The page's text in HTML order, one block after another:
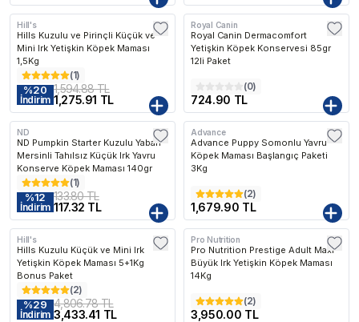
Hill's
Hills Kuzulu ve Pirinçli Küçük ve
Mini Irk Yetişkin Köpek Maması
1,5Kg
(1)
%20
İndirim
1,594.88 TL
1,275.91 TL
Royal Canin
Royal Canin Dermacomfort
Yetişkin Köpek Konservesi 85gr
12li Paket
(0)
724.90 TL
ND
ND Pumpkin Starter Kuzulu Yaban
Mersinli Tahılsız Küçük Irk Yavru
Konserve Köpek Maması 140gr
(1)
%12
İndirim
133.80 TL
117.32 TL
Advance
Advance Puppy Somonlu Yavru
Köpek Maması Başlangıç Paketi
3Kg
(2)
1,679.90 TL
Hill's
Hills Kuzulu Küçük ve Mini Irk
Yetişkin Köpek Maması 5+1Kg
Bonus Paket
(2)
%29
İndirim
4,806.78 TL
3,433.41 TL
Pro Nutrition
Pro Nutrition Prestige Adult Maxi
Büyük Irk Yetişkin Köpek Maması
14Kg
(2)
3,950.00 TL